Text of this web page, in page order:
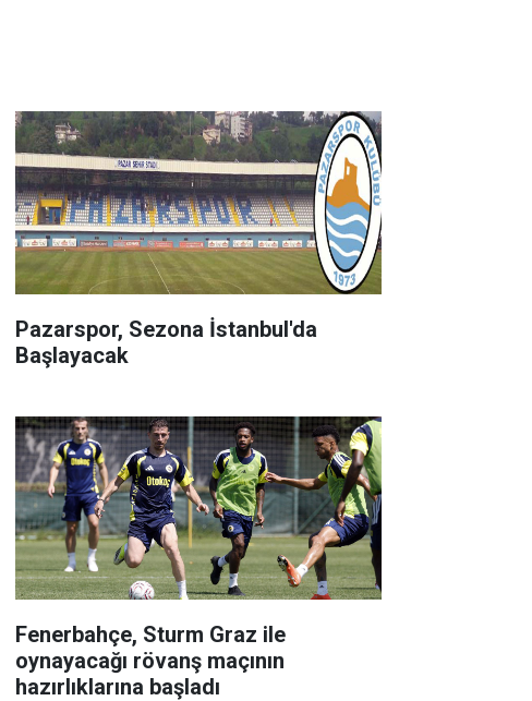
Pazarspor, Sezona İstanbul'da
Başlayacak
Fenerbahçe, Sturm Graz ile
oynayacağı rövanş maçının
hazırlıklarına başladı